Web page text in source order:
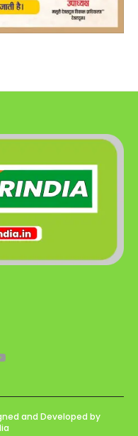
and Developed by